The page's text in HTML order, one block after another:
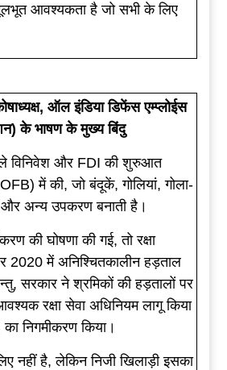
आवश्यकता है जो सभी के लिए
ऑल इंडिया डिफेंस एम्प्लोईस
के भाषण के मुख्य बिंदु
विनिवेश और FDI की शुरुआत
में की, जो बंदूकें, गोलियां, गोला-
और अन्य उपकरण बनाती है।
की घोषणा की गई, तो रक्षा
2020 में अनिश्चितकालीन हड़ताल
सरकार ने श्रमिकों की हड़तालों पर
रक्षा सेवा अधिनियम लागू किया
निगमीकरण किया।
नहीं है, लेकिन निजी खिलाड़ी इसका